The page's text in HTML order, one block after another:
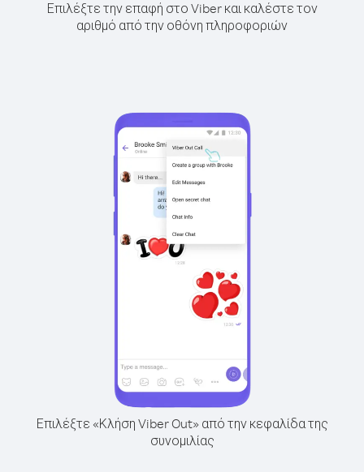
Επιλέξτε την επαφή στο Viber και καλέστε τον
αριθμό από την οθόνη πληροφοριών
Επιλέξτε «Κλήση Viber Out» από την κεφαλίδα της
συνομιλίας